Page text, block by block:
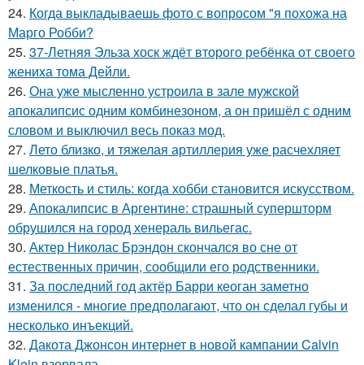
24. Когда выкладываешь фото с вопросом "я похожа на
Марго Робби?
25. 37-Летняя Эльза хоск ждёт второго ребёнка от своего
жениха тома Дейли.
26. Она уже мысленно устроила в зале мужской
апокалипсис одним комбинезоном, а он пришёл с одним
словом и выключил весь показ мод.
27. Лето близко, и тяжелая артиллерия уже расчехляет
шелковые платья.
28. Меткость и стиль: когда хобби становится искусством.
29. Апокалипсис в Аргентине: страшный супершторм
обрушился на город хенераль вильегас.
30. Актер Николас Брэндон скончался во сне от
естественных причин, сообщили его родственники.
31. За последний год актёр Барри кеоган заметно
изменился - многие предполагают, что он сделал губы и
несколько инъекций.
32. Дакота Джонсон интернет в новой кампании Calvin